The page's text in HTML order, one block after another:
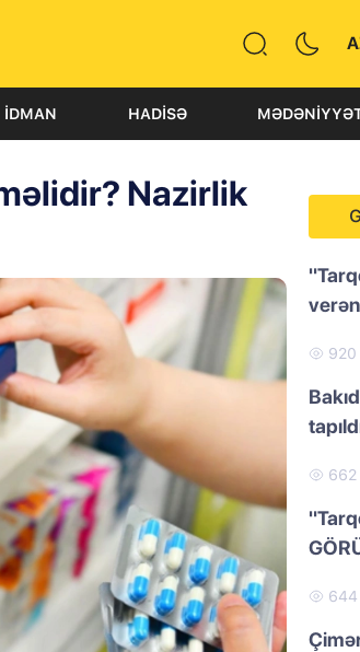
İDMAN HADISƏ
Nazirlik
920
662
644